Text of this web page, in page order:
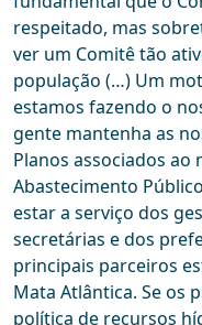
respeitado, mas
ver um Comitê tão
população (…) Um
estamos fazendo o
gente mantenha as
Planos associados ao
Abastecimento
estar a serviço dos
secretárias e dos
principais parceiros
Mata Atlântica. Se os
política de recursos